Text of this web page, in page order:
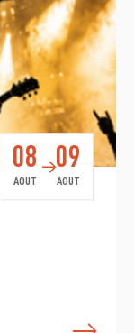
08
AOUT
09
AOUT